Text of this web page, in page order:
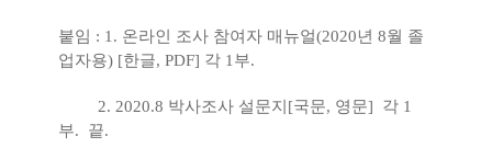
붙임 : 1. 온라인 조사 참여자 매뉴얼(2020년 8월 졸
업자용) [한글, PDF] 각 1부.
2. 2020.8 박사조사 설문지 [국문, 영문] 각 1
부. 끝.